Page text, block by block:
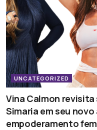
UNCATEGORIZED
Vina Calmon
Simaria em seu
empoderamento